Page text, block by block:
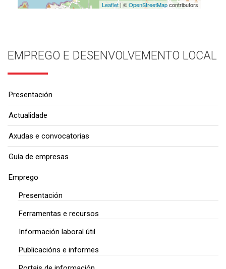
Leaflet| ©OpenStreetMapcontributors
EMPREGO E DESENVOLVEMENTO LOCAL
Presentación
Actualidade
Axudas e convocatorias
Guía de empresas
Emprego
Presentación
Ferramentas e recursos
Información laboral útil
Publicacións e informes